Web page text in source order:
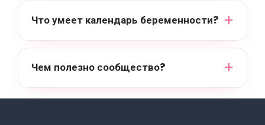
Что умеет календарь беременности?
Чем полезно сообщество?